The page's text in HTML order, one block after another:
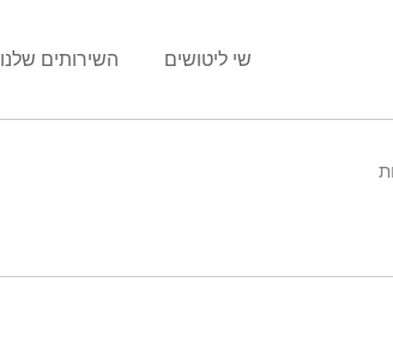
שי ליטושים השירותים שלנו